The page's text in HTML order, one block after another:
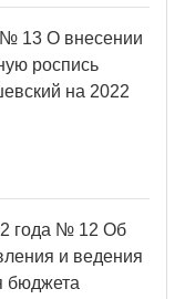
№ 13 О внесении
роспись
на 2022
года № 12 Об
и ведения
бюджета